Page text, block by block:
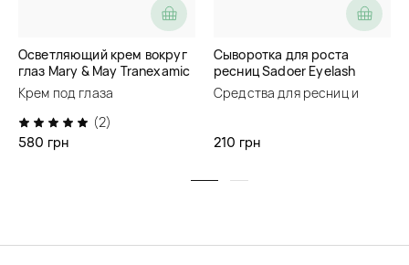
Осветляющий крем вокруг
глаз Mary & May Tranexamic
Acid + Glutathione Eye
Cream
Крем под глаза
(2)
580 грн
Сыворотка для роста
ресниц Sadoer Eyelash
Length Nourish Growth
Serum
Средства для ресниц и
210 грн